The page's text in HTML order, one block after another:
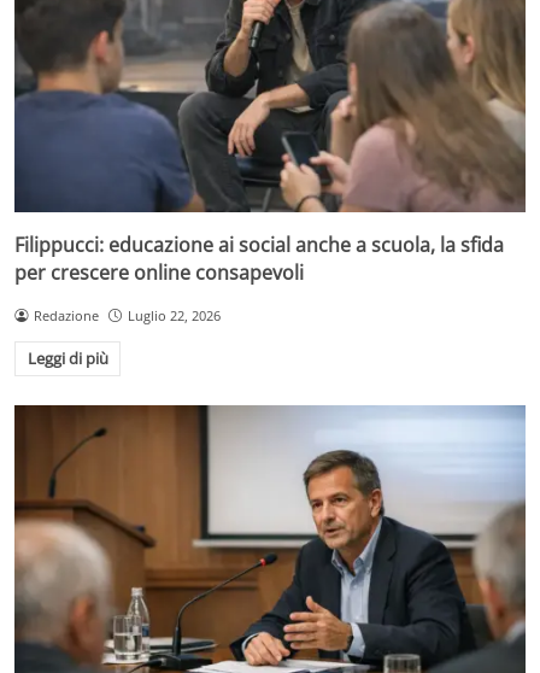
Filippucci: educazione ai social anche a scuola, la sfida
per crescere online consapevoli
Redazione Luglio 22, 2026
Leggi di più